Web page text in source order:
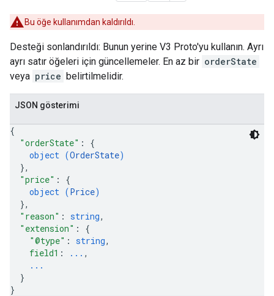
Bu öğe kullanımdan kaldırıldı.
Desteği sonlandırıldı: Bunun yerine V3 Proto'yu kullanın. Ayrı
ayrı satır öğeleri için güncellemeler. En az bir orderState
veya price belirtilmelidir.
JSON gösterimi
{
"orderState" : {
object (OrderState)
},
"price" : {
object (Price)
},
"reason" : string,
"extension" : {
"@type" : string,
field1 : ... ,
...
}
}